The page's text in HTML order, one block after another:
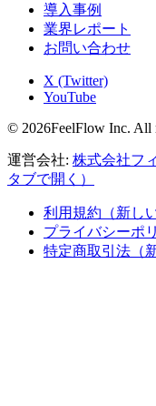
導入事例
業界レポート
お問い合わせ
X (Twitter)
YouTube
© 2026FeelFlow Inc. All
運営会社: 株式会社フ
タブで開く）
利用規約 （新し
プライバシーポ
特定商取引法 （